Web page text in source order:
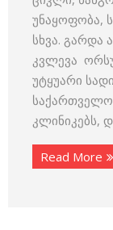
უნაყოფობა,
სხვა. გარდა
კვლევა
უტყუარი
კლინიკებს,
Read More